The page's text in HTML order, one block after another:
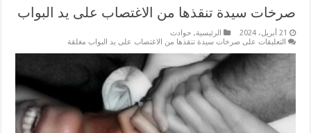
صرخات سيدة تنقذها من الاغتصاب على يد البواب
21 أبريل، 2024 الرئيسية, حوادث
التعليقات على صرخات سيدة تنقذها من الاغتصاب على يد البواب مغلقة